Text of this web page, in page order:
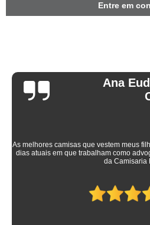
Entre em
Ana
As melhores camisas que vestem meus
dias atuais em que trabalham como
da Camisaria